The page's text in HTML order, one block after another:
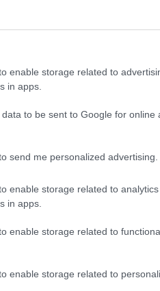
enable storage related to
in apps.
to be sent to Google for online
send me personalized advertising.
enable storage related to
in apps.
enable storage related to
enable storage related to
címe:
trackback/id/19005779